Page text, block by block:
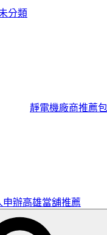
分類
靜電機廠商推薦
辦高雄當舖推薦